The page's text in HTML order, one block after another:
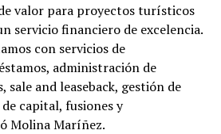
valor para proyectos turísticos
servicio financiero de excelencia.
con servicios de
administración de
sale and leaseback, gestión de
capital, fusiones y
Molina Maríñez.